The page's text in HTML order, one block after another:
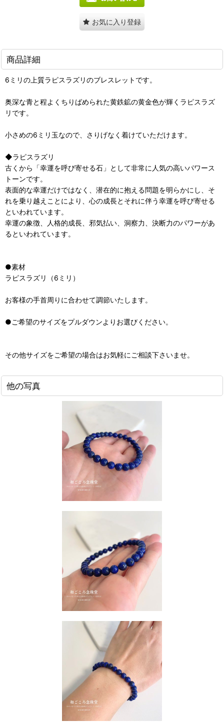
お気に入り登録
商品詳細
6ミリの上質ラピスラズリのブレスレットです。
奥深な青と程よくちりばめられた黄鉄鉱の黄金色が輝くラピスラズ
リです。
小さめの6ミリ玉なので、さりげなく着けていただけます。
◆ラピスラズリ
古くから「幸運を呼び寄せる石」として非常に人気の高いパワース
トーンです。
表面的な幸運だけではなく、潜在的に抱える問題を明らかにし、そ
れを乗り越えことにより、心の成長とそれに伴う幸運を呼び寄せる
といわれています。
幸運の象徴、人格的成長、邪気払い、洞察力、決断力のパワーがあ
るといわれています。
●素材
ラピスラズリ（6ミリ）
お客様の手首周りに合わせて調節いたします。
●ご希望のサイズをプルダウンよりお選びください。
その他サイズをご希望の場合はお気軽にご相談下さいませ。
他の写真